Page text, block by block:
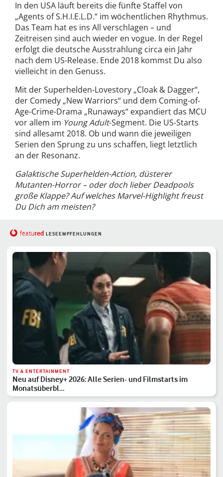
In den USA läuft bereits die fünfte Staffel von
„Agents of S.H.I.E.L.D.“ im wöchentlichen Rhythmus.
Das Team hat es ins All verschlagen – und
Zeitreisen sind auch wieder en vogue. In der Regel
erfolgt die deutsche Ausstrahlung circa ein Jahr
nach dem US-Release. Ende 2018 kommst Du also
vielleicht in den Genuss.
Mit der Superhelden-Lovestory „Cloak & Dagger“,
der Comedy „New Warriors“ und dem Coming-of-
Age-Crime-Drama „Runaways“ expandiert das MCU
vor allem im Young Adult-Segment. Die US-Starts
sind allesamt 2018. Ob und wann die jeweiligen
Serien den Sprung zu uns schaffen, liegt letztlich
an der Resonanz.
Galaktische Superhelden-Action, düsterer
Mutanten-Horror – oder doch lieber Deadpools
große Klappe? Auf welches Marvel-Highlight freust
Du Dich am meisten?
featured LESEEMPFEHLUNGEN
TV & ENTERTAINMENT
Neu auf Disney+ 2026: Alle Serien- und Filmstarts im
Monatsüberbl…